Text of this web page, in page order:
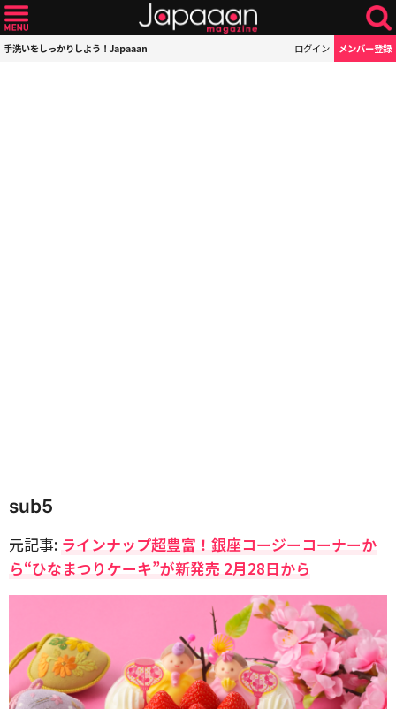
手洗いをしっかりしよう！Japaaan ログイン メンバー登録
sub5
元記事: ラインナップ超豊富！銀座コージーコーナーか
ら“ひなまつりケーキ”が新発売 2月28日から